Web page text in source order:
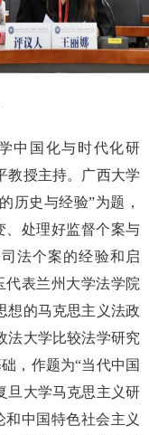
中国化与时代化研
教授主持。广西大学
历史与经验”为题，
、处理好监督个案与
法个案的经验和启
代表兰州大学法学院
想的马克思主义法政
法大学比较法学研究
，作题为“当代中国
旦大学马克思主义研
中国特色社会主义